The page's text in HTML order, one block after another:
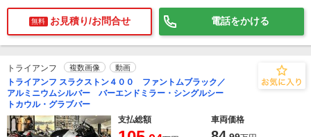
無料 お見積り/お問合せ 電話をかける
トライアンフ 複数画像 動画
トライアンフ スラクストン４００ ファントムブラック／
アルミニウムシルバー バーエンドミラー・シングルシー
トカウル・グラブバー
支払総額
車両価格